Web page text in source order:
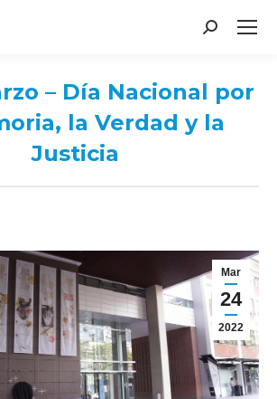
Search:
– Día Nacional por
la Verdad y la
Justicia
Mar
24
2022